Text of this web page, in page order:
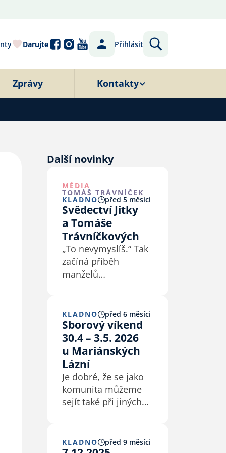
Darujte Přihlásit
Zprávy Kontakty
Další novinky
MÉDIA
TOMÁŠ TRÁVNÍČEK
KLADNO před 5 měsíci
Svědectví Jitky
a Tomáše
Trávníčkových
„To nevymyslíš.“ Tak
začíná příběh
manželů
jednoduchý ani
„učesaný“, ale o to
víc je skutečný. Vede
přes roky bolesti,
vyčerpání
a beznaděje až
k proměně, kterou
sami nedokážou
KLADNO před 6 měsíci
Sborový víkend
30.4 – 3.5. 2026
u Mariánských
Lázní
Je dobré, že se jako
komunita můžeme
sejít také při jiných
probíhá
KLADNO před 9 měsíci